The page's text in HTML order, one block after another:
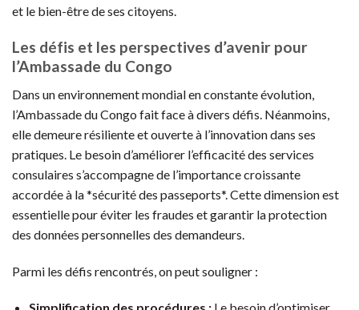
et le bien-être de ses citoyens.
Les défis et les perspectives d’avenir pour
l’Ambassade du Congo
Dans un environnement mondial en constante évolution,
l’Ambassade du Congo fait face à divers défis. Néanmoins,
elle demeure résiliente et ouverte à l’innovation dans ses
pratiques. Le besoin d’améliorer l’efficacité des services
consulaires s’accompagne de l’importance croissante
accordée à la *sécurité des passeports*. Cette dimension est
essentielle pour éviter les fraudes et garantir la protection
des données personnelles des demandeurs.
Parmi les défis rencontrés, on peut souligner :